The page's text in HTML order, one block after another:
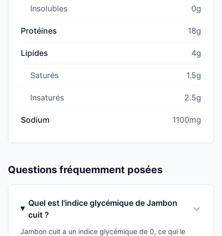
Insolubles 0g
Protéines 18g
Lipides 4g
Saturés 1.5g
Insaturés 2.5g
Sodium 1100mg
Questions fréquemment posées
Quel est l'indice glycémique de Jambon
cuit ?
Jambon cuit a un indice glycémique de 0, ce qui le